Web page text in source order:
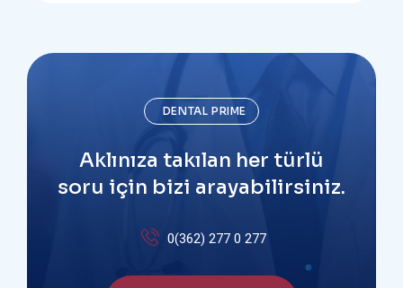
DENTAL PRIME
Aklınıza takılan her türlü
soru için bizi arayabilirsiniz.
0(362) 277 0 277